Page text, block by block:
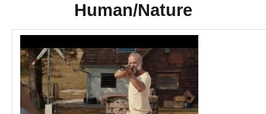
Human/Nature